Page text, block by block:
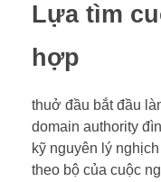
Lựa tìm
hợp
thuở đầu bắt đầu
domain authority
kỹ nguyên lý
theo bộ của cuộc